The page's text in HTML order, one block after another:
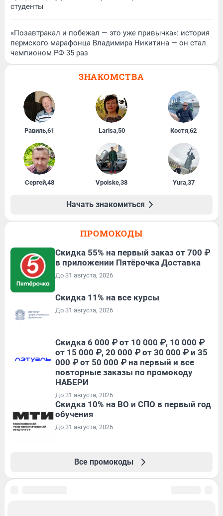
студенты
«Позавтракал и побежал — это уже привычка»: история
пермского марафонца Владимира Никитина — он стал
чемпионом РФ 35 раз
ЗНАКОМСТВА
Равиль,61 Larisa,50 Костя,62
Сергей,48 Vpoiske,38 Yura,37
Начать знакомиться
ПРОМОКОДЫ
Скидка 55% на первый заказ от 700 ₽
в приложении Пятёрочка Доставка
До 31 августа, 2026
Скидка 11% на все курсы
До 31 августа, 2026
Скидка 6 000 ₽ от 10 000 ₽, 10 000 ₽
от 15 000 ₽, 20 000 ₽ от 30 000 ₽ и 35
000 ₽ от 50 000 ₽ на первый и все
повторные заказы по промокоду
НАБЕРИ
До 31 августа, 2026
Скидка 10% на ВО и СПО в первый год
обучения
До 31 августа, 2026
Все промокоды